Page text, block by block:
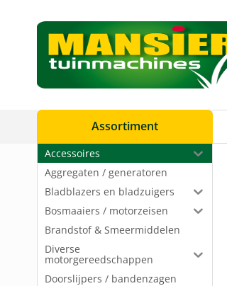
Assortiment
Accessoires
Aggregaten / generatoren
Bladblazers en bladzuigers
Bosmaaiers / motorzeisen
Brandstof & Smeermiddelen
Diverse
motorgereedschappen
Doorslijpers / bandenzagen